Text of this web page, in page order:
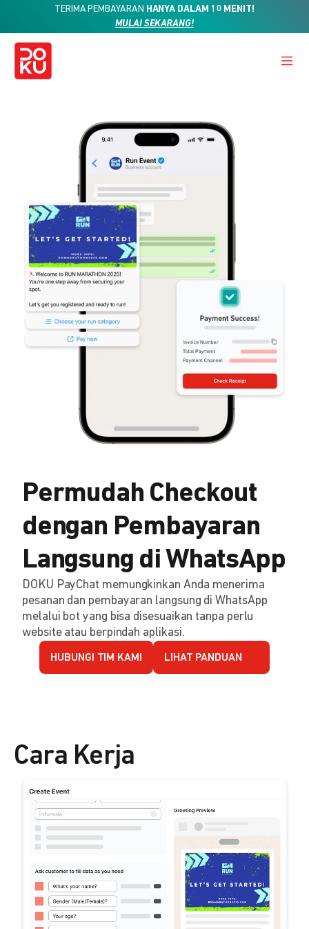
TERIMA PEMBAYARAN HANYA DALAM 10 MENIT!
MULAI SEKARANG!
Permudah Checkout
dengan Pembayaran
Langsung di WhatsApp
DOKU PayChat memungkinkan Anda menerima
pesanan dan pembayaran langsung di WhatsApp
melalui bot yang bisa disesuaikan tanpa perlu
website atau berpindah aplikasi.
HUBUNGI TIM KAMI LIHAT PANDUAN
Cara Kerja